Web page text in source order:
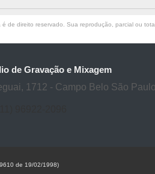
de direito reservado. Sua reprodução, parcial ou
de Gravação e Mixagem
1712 - Campo Belo São
de 19/02/1998)